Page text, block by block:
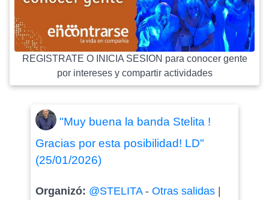
REGISTRATE O INICIA SESION para conocer gente
por intereses y compartir actividades
"Muy buena la banda Stelita !
Gracias por esta posibilidad! LD"
(25/01/2026)
Organizó: @STELITA- Otras salidas|